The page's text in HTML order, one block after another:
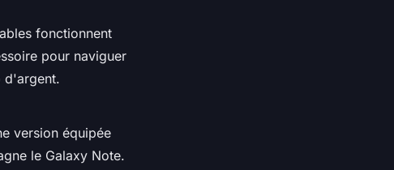
fonctionnent
pour naviguer
d'argent.
version équipée
le Galaxy Note.